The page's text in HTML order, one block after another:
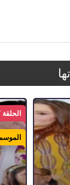
الحلقة 17
الموسم